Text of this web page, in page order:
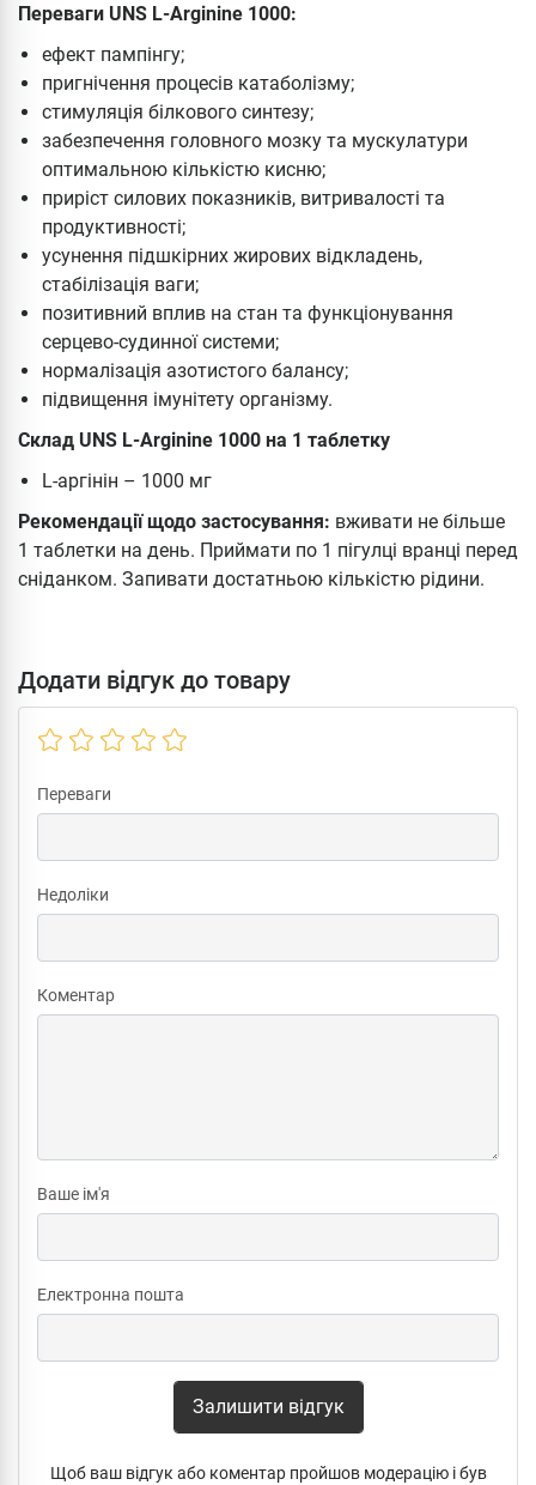
Переваги UNS L-Arginine 1000:
ефект пампінгу;
пригнічення процесів катаболізму;
стимуляція білкового синтезу;
забезпечення головного мозку та мускулатури
оптимальною кількістю кисню;
приріст силових показників, витривалості та
продуктивності;
усунення підшкірних жирових відкладень,
стабілізація ваги;
позитивний вплив на стан та функціонування
серцево-судинної системи;
нормалізація азотистого балансу;
підвищення імунітету організму.
Склад UNS L-Arginine 1000 на 1 таблетку
L-аргінін – 1000 мг
Рекомендації щодо застосування: вживати не більше
1 таблетки на день. Приймати по 1 пігулці вранці перед
сніданком. Запивати достатньою кількістю рідини.
Додати відгук до товару
Переваги
Недоліки
Коментар
Ваше ім'я
Електронна пошта
Залишити відгук
Щоб ваш відгук або коментар пройшов модерацію і був